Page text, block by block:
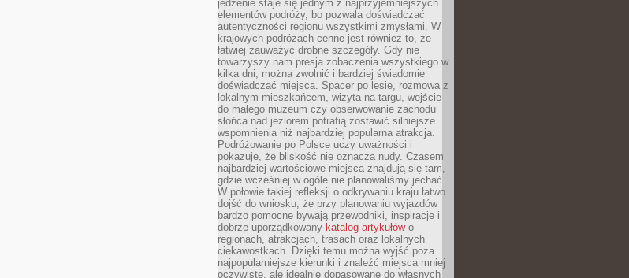
jedzenie staje się jednym z najprzyjemniejszych
elementów podróży, bo pozwala doświadczać
autentyczności regionu wszystkimi zmysłami. W
krajowych podróżach cenne jest również to, że
łatwiej zauważyć drobne szczegóły. Gdy nie
towarzyszy nam presja zobaczenia wszystkiego w
kilka dni, można zwolnić i bardziej świadomie
doświadczać miejsca. Spacer po lesie, rozmowa z
lokalnym mieszkańcem, wizyta na targu, wejście
do małego muzeum czy obserwowanie zachodu
słońca nad jeziorem potrafią zostawić silniejsze
wspomnienia niż najbardziej popularna atrakcja.
Podróżowanie po Polsce uczy uważności i
pokazuje, że bliskość nie oznacza nudy. Czasem
najbardziej wartościowe miejsca znajdują się tam,
gdzie wcześniej w ogóle nie planowaliśmy jechać.
W połowie takiej refleksji o odkrywaniu kraju łatwo
dojść do wniosku, że przy planowaniu wyjazdów
bardzo pomocne bywają przewodniki, inspiracje i
dobrze uporządkowany katalog artykułówo
regionach, atrakcjach, trasach oraz lokalnych
ciekawostkach. Dzięki temu można wyjść poza
najpopularniejsze kierunki i znaleźć miejsca mniej
oczywiste, ale idealnie dopasowane do własnych